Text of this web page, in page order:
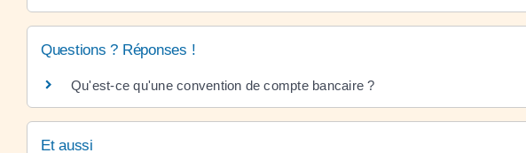
Questions ? Réponses !
Qu'est-ce qu'une convention de compte bancaire ?
Et aussi